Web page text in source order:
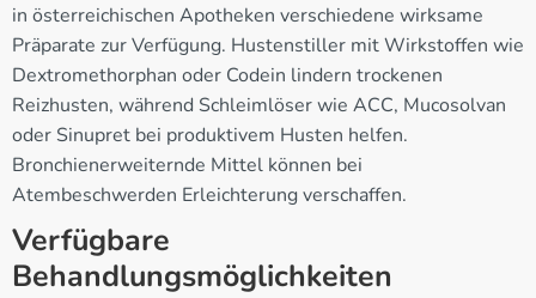
in österreichischen Apotheken verschiedene wirksame
Präparate zur Verfügung. Hustenstiller mit Wirkstoffen wie
Dextromethorphan oder Codein lindern trockenen
Reizhusten, während Schleimlöser wie ACC, Mucosolvan
oder Sinupret bei produktivem Husten helfen.
Bronchienerweiternde Mittel können bei
Atembeschwerden Erleichterung verschaffen.
Verfügbare
Behandlungsmöglichkeiten